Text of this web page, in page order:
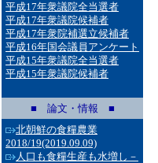
平成17年衆議院全当選者
平成17年衆議院候補者
平成17年衆院補選立候補者
平成16年国会議員アンケート
平成15年衆議院全当選者
平成15年衆議院候補者
■ 論文・情報 ■
北朝鮮の食糧農業
2018/19(2019.09.09)
人口も食糧生産も水増し－